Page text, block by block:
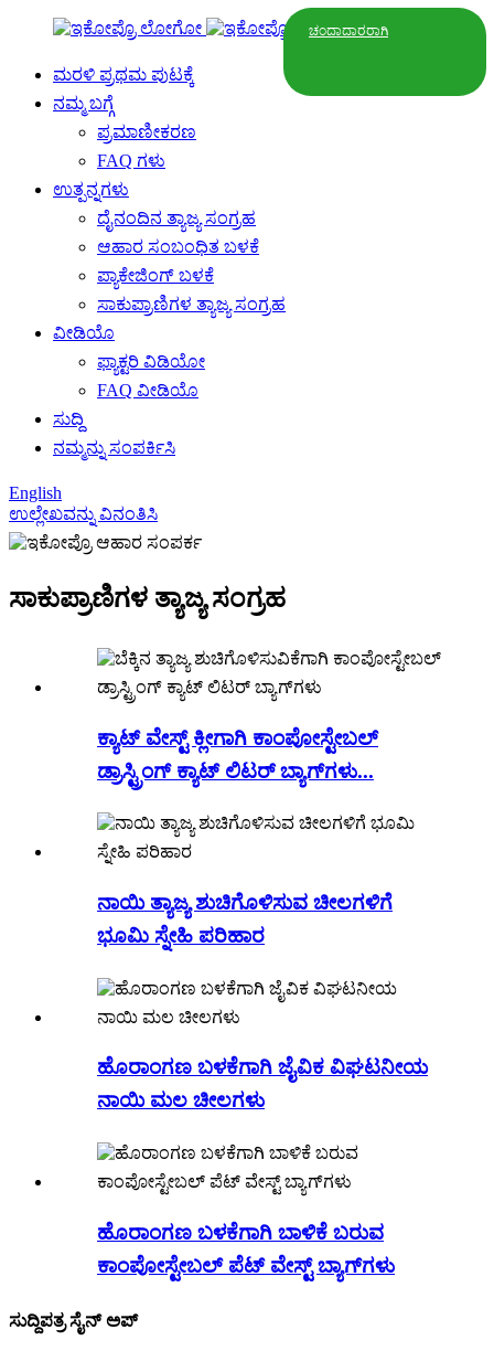
ಮರಳಿ ಪ್ರಥಮ ಪುಟಕ್ಕೆ
ನಮ್ಮ ಬಗ್ಗೆ
ಪ್ರಮಾಣೀಕರಣ
FAQ ಗಳು
ಉತ್ಪನ್ನಗಳು
ದೈನಂದಿನ ತ್ಯಾಜ್ಯ ಸಂಗ್ರಹ
ಆಹಾರ ಸಂಬಂಧಿತ ಬಳಕೆ
ಪ್ಯಾಕೇಜಿಂಗ್ ಬಳಕೆ
ಸಾಕುಪ್ರಾಣಿಗಳ ತ್ಯಾಜ್ಯ ಸಂಗ್ರಹ
ವೀಡಿಯೊ
ಫ್ಯಾಕ್ಟರಿ ವಿಡಿಯೋ
FAQ ವೀಡಿಯೊ
ಸುದ್ದಿ
ನಮ್ಮನ್ನು ಸಂಪರ್ಕಿಸಿ
English
ಉಲ್ಲೇಖವನ್ನು ವಿನಂತಿಸಿ
ಸಾಕುಪ್ರಾಣಿಗಳ ತ್ಯಾಜ್ಯ ಸಂಗ್ರಹ
ಕ್ಯಾಟ್ ವೇಸ್ಟ್ ಕ್ಲೀಗಾಗಿ ಕಾಂಪೋಸ್ಟೇಬಲ್
ಡ್ರಾಸ್ಟ್ರಿಂಗ್ ಕ್ಯಾಟ್ ಲಿಟರ್ ಬ್ಯಾಗ್‌ಗಳು...
ನಾಯಿ ತ್ಯಾಜ್ಯ ಶುಚಿಗೊಳಿಸುವ ಚೀಲಗಳಿಗೆ
ಭೂಮಿ ಸ್ನೇಹಿ ಪರಿಹಾರ
ಹೊರಾಂಗಣ ಬಳಕೆಗಾಗಿ ಜೈವಿಕ ವಿಘಟನೀಯ
ನಾಯಿ ಮಲ ಚೀಲಗಳು
ಹೊರಾಂಗಣ ಬಳಕೆಗಾಗಿ ಬಾಳಿಕೆ ಬರುವ
ಕಾಂಪೋಸ್ಟೇಬಲ್ ಪೆಟ್ ವೇಸ್ಟ್ ಬ್ಯಾಗ್‌ಗಳು
ಸುದ್ದಿಪತ್ರ ಸೈನ್ ಅಪ್
ಚಂದಾದಾರರಾಗಿ